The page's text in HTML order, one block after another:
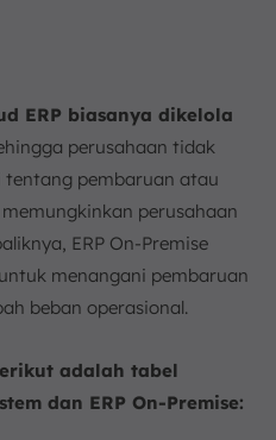
ERP biasanya dikelola
perusahaan tidak
pembaruan atau
perusahaan
ERP On-Premise
menangani pembaruan
beban operasional.
adalah tabel
dan ERP On-Premise: